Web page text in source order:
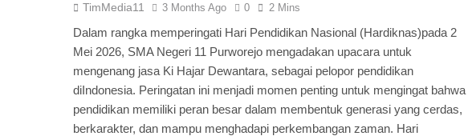
TimMedia11 3 Months Ago 0 2 Mins
Dalam rangka memperingati Hari Pendidikan Nasional (Hardiknas)pada 2
Mei 2026, SMA Negeri 11 Purworejo mengadakan upacara untuk
mengenang jasa Ki Hajar Dewantara, sebagai pelopor pendidikan
diIndonesia. Peringatan ini menjadi momen penting untuk mengingat bahwa
pendidikan memiliki peran besar dalam membentuk generasi yang cerdas,
berkarakter, dan mampu menghadapi perkembangan zaman. Hari